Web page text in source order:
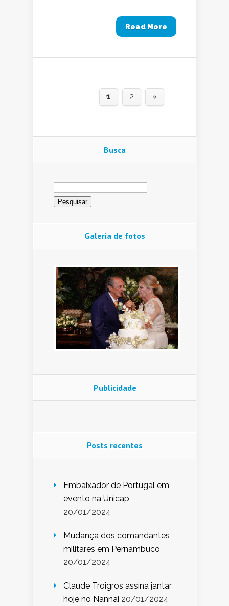
Read More
1 2 »
Busca
Pesquisar
por:
Galeria de fotos
Publicidade
Posts recentes
Embaixador de Portugal em
evento na Unicap
20/01/2024
Mudança dos comandantes
militares em Pernambuco
20/01/2024
Claude Troigros assina jantar
hoje no Nannai 20/01/2024